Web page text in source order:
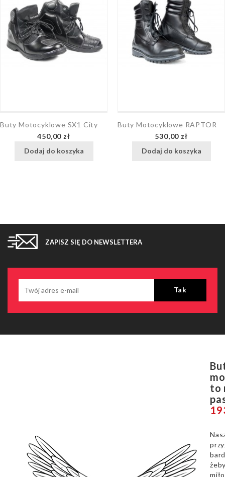
Buty Motocyklowe SX1 City
Cena
450,00 zł
Dodaj do koszyka
Buty Motocyklowe RAPTOR
Cena
530,00 zł
Dodaj do koszyka
ZAPISZ SIĘ DO NEWSLETTERA
to